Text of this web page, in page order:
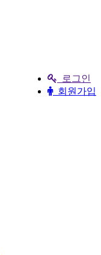
로그인
회원가입